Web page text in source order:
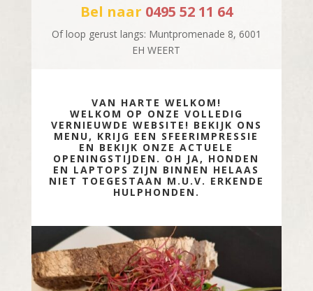
Bel naar 0495 52 11 64
Of loop gerust langs: Muntpromenade 8, 6001
EH WEERT
VAN HARTE WELKOM!
WELKOM OP ONZE VOLLEDIG
VERNIEUWDE WEBSITE! BEKIJK ONS
MENU, KRIJG EEN SFEERIMPRESSIE
EN BEKIJK ONZE ACTUELE
OPENINGSTIJDEN. OH JA, HONDEN
EN LAPTOPS ZIJN BINNEN HELAAS
NIET TOEGESTAAN M.U.V. ERKENDE
HULPHONDEN.